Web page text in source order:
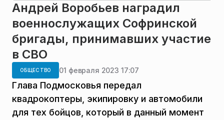
Андрей Воробьев наградил
военнослужащих Софринской
бригады, принимавших участие
в СВО
ОБЩЕСТВО 01 февраля 2023 17:07
Глава Подмосковья передал
квадрокоптеры, экипировку и автомобили
для тех бойцов, который в данный момент